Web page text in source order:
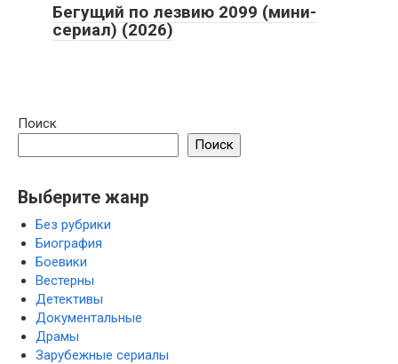
Бегущий по лезвию 2099 (мини-
сериал) (2026)
Поиск
Поиск
Выберите жанр
Без рубрики
Биография
Боевики
Вестерны
Детективы
Документальные
Драмы
Зарубежные сериалы